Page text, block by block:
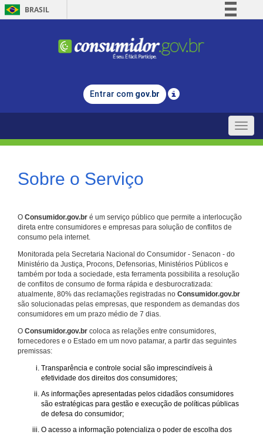
BRASIL
Comunica BR
Legislação
Entrar com gov.br
Toggle
Sobre o Serviço
O Consumidor.gov.br é um serviço público que permite a interlocução
direta entre consumidores e empresas para solução de conflitos de
consumo pela internet.
Monitorada pela Secretaria Nacional do Consumidor - Senacon - do
Ministério da Justiça, Procons, Defensorias, Ministérios Públicos e
também por toda a sociedade, esta ferramenta possibilita a resolução
de conflitos de consumo de forma rápida e desburocratizada:
atualmente, 80% das reclamações registradas no Consumidor.gov.br
são solucionadas pelas empresas, que respondem as demandas dos
consumidores em um prazo médio de 7 dias.
O Consumidor.gov.br coloca as relações entre consumidores,
fornecedores e o Estado em um novo patamar, a partir das seguintes
premissas:
Transparência e controle social são imprescindíveis à
efetividade dos direitos dos consumidores;
As informações apresentadas pelos cidadãos consumidores
são estratégicas para gestão e execução de políticas públicas
de defesa do consumidor;
O acesso a informação potencializa o poder de escolha dos